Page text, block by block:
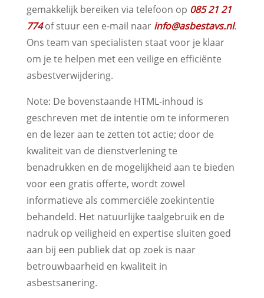
gemakkelijk bereiken via telefoon op 085 21 21
774of stuur een e-mail naar info@asbestavs.nl.
Ons team van specialisten staat voor je klaar
om je te helpen met een veilige en efficiënte
asbestverwijdering.
Note: De bovenstaande HTML-inhoud is
geschreven met de intentie om te informeren
en de lezer aan te zetten tot actie; door de
kwaliteit van de dienstverlening te
benadrukken en de mogelijkheid aan te bieden
voor een gratis offerte, wordt zowel
informatieve als commerciële zoekintentie
behandeld. Het natuurlijke taalgebruik en de
nadruk op veiligheid en expertise sluiten goed
aan bij een publiek dat op zoek is naar
betrouwbaarheid en kwaliteit in
asbestsanering.